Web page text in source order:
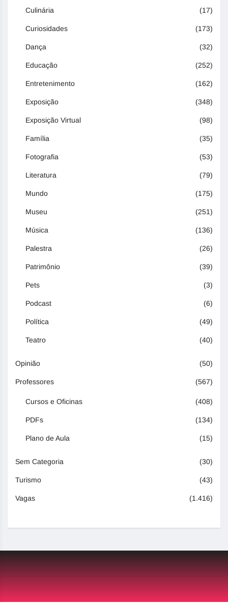
Culinária (17)
Curiosidades (173)
Dança (32)
Educação (252)
Entretenimento (162)
Exposição (348)
Exposição Virtual (98)
Família (35)
Fotografia (53)
Literatura (79)
Mundo (175)
Museu (251)
Música (136)
Palestra (26)
Patrimônio (39)
Pets (3)
Podcast (6)
Política (49)
Teatro (40)
Opinião (50)
Professores (567)
Cursos e Oficinas (408)
PDFs (134)
Plano de Aula (15)
Sem Categoria (30)
Turismo (43)
Vagas (1.416)